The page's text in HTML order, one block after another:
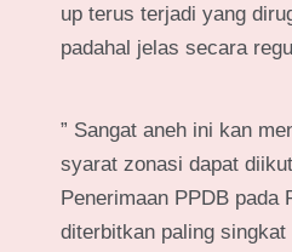
up terus terjadi yang
padahal jelas secara
” Sangat aneh ini kan
syarat zonasi dapat
Penerimaan PPDB
diterbitkan paling